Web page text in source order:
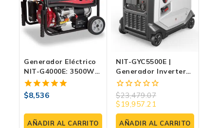
Generador Eléctrico
NIT-G4000E: 3500W
De Potencia- Ideal
Para Uso Residencial
Y Comercial
5.00
$8,536
AÑADIR AL CARRITO
NIT-GYC5500E |
Generador Inverter
Silencioso 5.5 KW
110/220V Para Hogar,
Oficina Móvil Y
Exteriores
0
fuera
de
5
$23,479.07
$ 19,957.21
AÑADIR AL CARRITO